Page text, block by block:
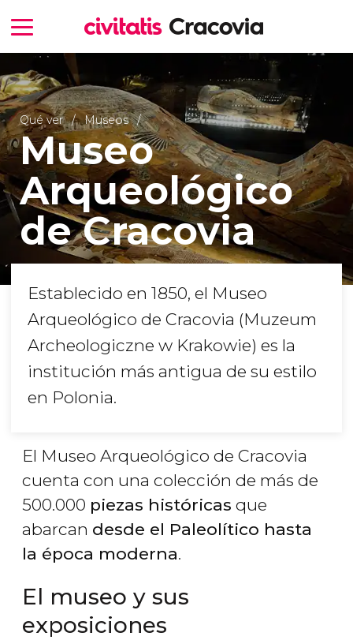
Qué ver Museos
Museo
Arqueológico
de Cracovia
Establecido en 1850, el Museo
Arqueológico de Cracovia (Muzeum
Archeologiczne w Krakowie) es la
institución más antigua de su estilo
en Polonia.
El Museo Arqueológico de Cracovia
cuenta con una colección de más de
500.000 piezas históricas que
abarcan desde el Paleolítico hasta
la época moderna.
El museo y sus
exposiciones